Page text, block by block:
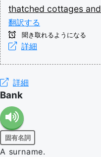
thatched cottages and
翻訳する
聞き取れるようになる
詳細
詳細
Bank
固有名詞
A surname.